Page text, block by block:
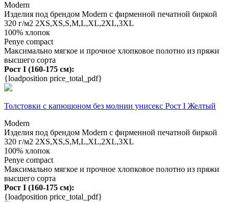
Modern
Изделия под брендом Modern с фирменной печатной биркой
320 г/м2 2XS,XS,S,M,L,XL,2XL,3XL
100% хлопок
Penye compact
Максимально мягкое и прочное хлопковое полотно из пряжи
высшего сорта
Рост I (160-175 см):
{loadposition price_total_pdf}
Толстовки с капюшоном без молнии унисекс Рост I Желтый
Modern
Изделия под брендом Modern с фирменной печатной биркой
320 г/м2 2XS,XS,S,M,L,XL,2XL,3XL
100% хлопок
Penye compact
Максимально мягкое и прочное хлопковое полотно из пряжи
высшего сорта
Рост I (160-175 см):
{loadposition price_total_pdf}